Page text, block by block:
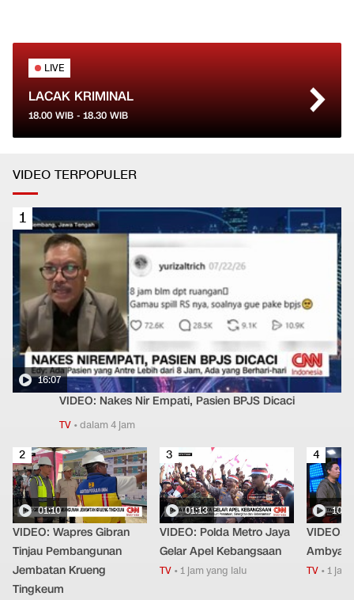
LIVE
LACAK KRIMINAL
18.00 WIB - 18.30 WIB
VIDEO TERPOPULER
1
16:07
VIDEO: Nakes Nir Empati, Pasien BPJS Dicaci
TV •dalam 4 jam
2
01:10
VIDEO: Wapres Gibran
Tinjau Pembangunan
Jembatan Krueng
Tingkeum
3
01:13
VIDEO: Polda Metro Jaya
Gelar Apel Kebangsaan
TV • 1 jam yang lalu
4
10:19
VIDEO:
Ambyar
TV • 1